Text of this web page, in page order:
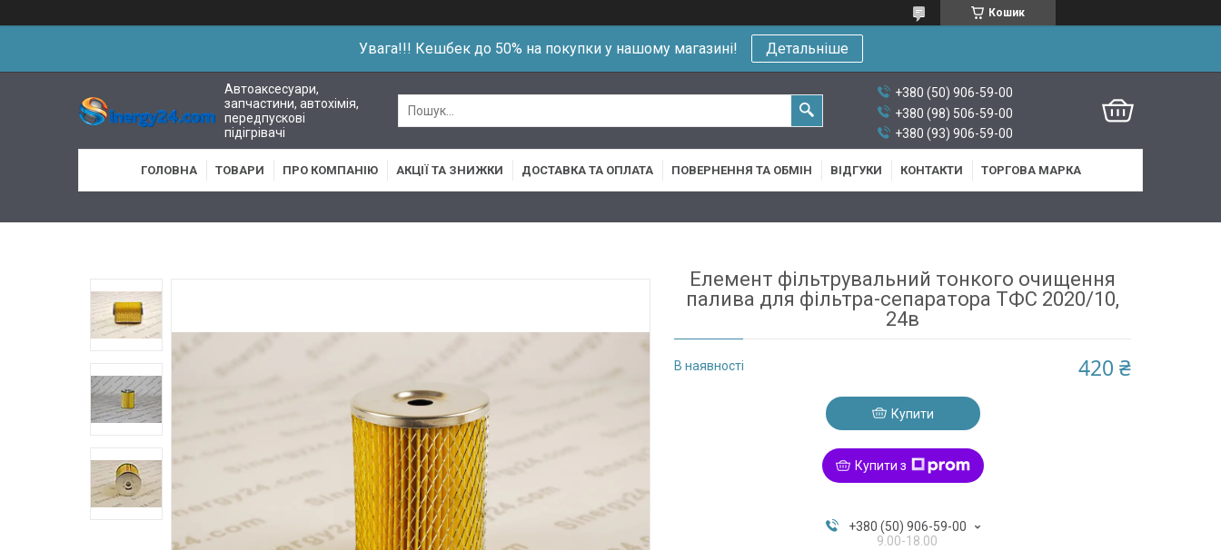
Кошик
Увага!!! Кешбек до 50% на покупки у нашому магазині! Детальніше
Автоаксесуари,
запчастини, автохімія,
передпускові
підігрівачі
+380 (50) 906-59-00
+380 (98) 506-59-00
+380 (93) 906-59-00
ГОЛОВНА ТОВАРИ ПРО КОМПАНІЮ АКЦІЇ ТА ЗНИЖКИ ДОСТАВКА ТА ОПЛАТА ПОВЕРНЕННЯ ТА ОБМІН ВІДГУКИ КОНТАКТИ ТОРГОВА МАРКА
Елемент фільтрувальний тонкого очищення
палива для фільтра-сепаратора ТФС 2020/10,
24в
В наявності 420 ₴
Купити
Купити з
+380 (50) 906-59-00
9.00-18.00